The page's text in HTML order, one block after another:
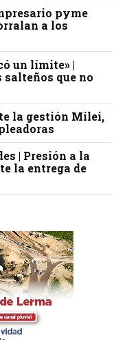
pyme
a los
un límite» |
salteños que no
la gestión Milei,
| Presión a la
la entrega de